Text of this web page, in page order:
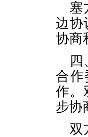
塞
边协
协商
合作
作。
步协
双